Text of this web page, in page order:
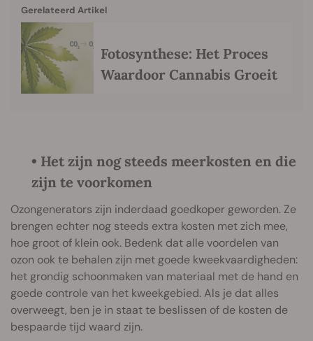
Gerelateerd Artikel
Fotosynthese: Het Proces
Waardoor Cannabis Groeit
• Het zijn nog steeds meerkosten en die
zijn te voorkomen
Ozongenerators zijn inderdaad goedkoper geworden. Ze
brengen echter nog steeds extra kosten met zich mee,
hoe groot of klein ook. Bedenk dat alle voordelen van
ozon ook te behalen zijn met goede kweekvaardigheden:
het grondig schoonmaken van materiaal met de hand en
goede controle van het kweekgebied. Als je dat alles
overweegt, ben je in staat te beslissen of de kosten de
bespaarde tijd waard zijn.